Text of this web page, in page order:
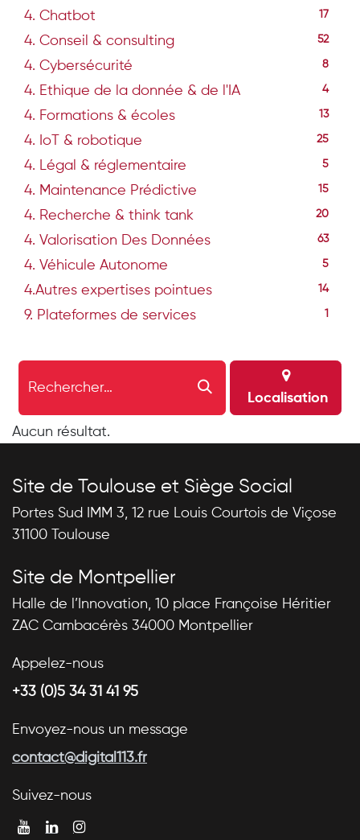
4. Chatbot 17
4. Conseil & consulting 52
4. Cybersécurité 8
4. Ethique de la donnée & de l'IA 4
4. Formations & écoles 13
4. IoT & robotique 25
4. Légal & réglementaire 5
4. Maintenance Prédictive 15
4. Recherche & think tank 20
4. Valorisation Des Données 63
4. Véhicule Autonome 5
4.Autres expertises pointues 14
9. Plateformes de services
Localisation
Aucun résultat.
Site de Toulouse et Siège Social
Portes Sud IMM 3, 12 rue Louis Courtois de Viçose
31100 Toulouse
Site de Montpellier
Halle de l’Innovation, 10 place Françoise Héritier
ZAC Cambacérès 34000 Montpellier
Appelez-nous
+33 (0)5 34 31 41 95
Envoyez-nous un message
contact@digital113.fr
Suivez-nous